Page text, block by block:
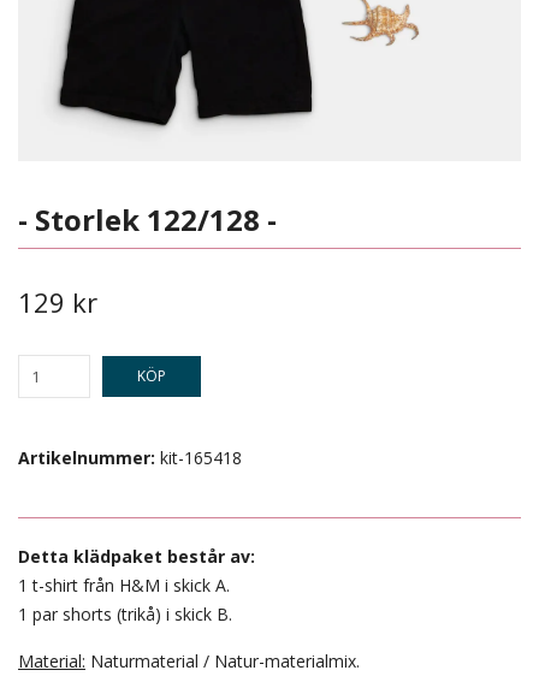
- Storlek 122/128 -
129 kr
KÖP
Artikelnummer: kit-165418
Detta klädpaket består av:
1 t-shirt från H&M i skick A.
1 par shorts (trikå) i skick B.
Material: Naturmaterial / Natur-materialmix.